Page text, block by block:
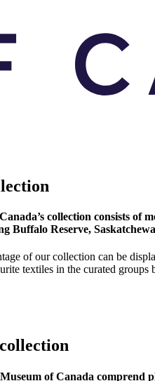
collection consists
Buffalo Reserve,
of our collection can be
textiles in the curated
collection
of Canada comprend